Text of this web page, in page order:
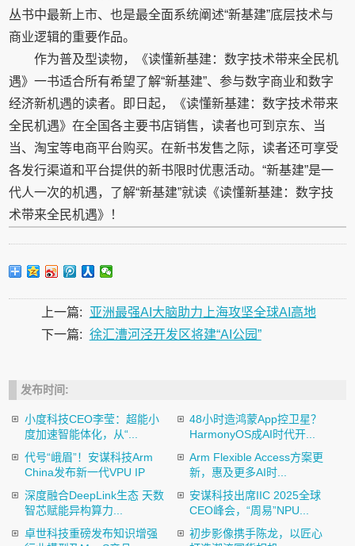
丛书中最新上市、也是最全面系统阐述“新基建”底层技术与
商业逻辑的重要作品。
作为普及型读物，《读懂新基建：数字技术带来全民机
遇》一书适合所有希望了解“新基建”、参与数字商业和数字
经济新机遇的读者。即日起，《读懂新基建：数字技术带来
全民机遇》在全国各主要书店销售，读者也可到京东、当
当、淘宝等电商平台购买。在新书发售之际，读者还可享受
各发行渠道和平台提供的新书限时优惠活动。“新基建”是一
代人一次的机遇，了解“新基建”就读《读懂新基建：数字技
术带来全民机遇》！
上一篇:
亚洲最强AI大脑助力上海攻坚全球AI高地
下一篇: 徐汇漕河泾开发区将建“AI公园”
发布时间:
小度科技CEO李莹：超能小
度加速智能体化，从“...
48小时造鸿蒙App控卫星？
HarmonyOS成AI时代开...
代号“峨眉”！安谋科技Arm
China发布新一代VPU IP
Arm Flexible Access方案更
新，惠及更多AI时...
深度融合DeepLink生态 天数
智芯赋能异构算力...
安谋科技出席IIC 2025全球
CEO峰会，“周易”NPU...
卓世科技重磅发布知识增强
初步影像携手陈龙，以匠心